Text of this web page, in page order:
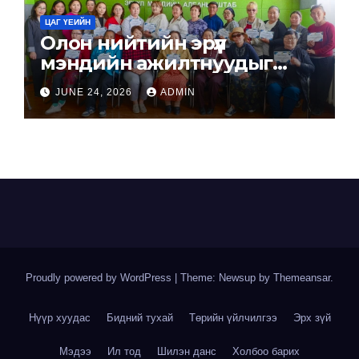
ЦАГ ҮЕИЙН
Олон нийтийн эрүүл
мэндийн ажилтнуудыг
бэлтгэлээ.
JUNE 24, 2026 ADMIN
Proudly powered by WordPress | Theme: Newsup by Themeansar.
Нүүр хуудас Бидний тухай Төрийн үйлчилгээ Эрх зүй
Мэдээ Ил тод Шилэн данс Холбоо барих